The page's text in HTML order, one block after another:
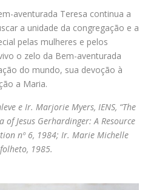
aventurada Teresa continua a
a unidade da congregação e a
pelas mulheres e pelos
o zelo da Bem-aventurada
do mundo, sua devoção à
a Maria.
e Ir. Marjorie Myers, IENS, “The
of Jesus Gerhardinger: A Resource
nº 6, 1984; Ir. Marie Michelle
1985.